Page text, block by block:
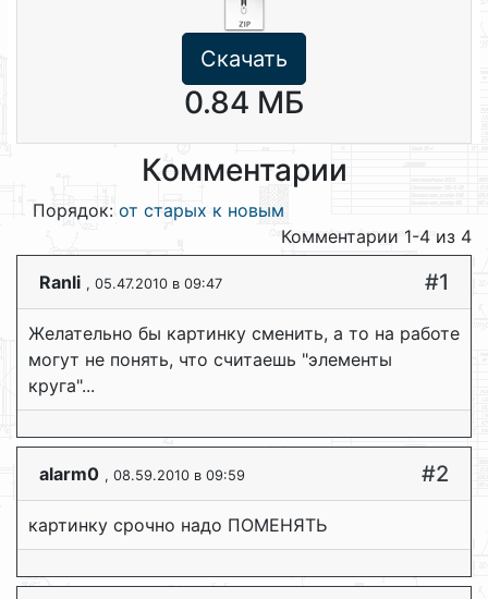
Скачать
0.84 МБ
Комментарии
Порядок: от старых к новым
Комментарии 1-4 из 4
Ranli , 05.47.2010 в 09:47 #1
Желательно бы картинку сменить, а то на работе
могут не понять, что считаешь "элементы
круга"...
alarm0 , 08.59.2010 в 09:59 #2
картинку срочно надо ПОМЕНЯТЬ